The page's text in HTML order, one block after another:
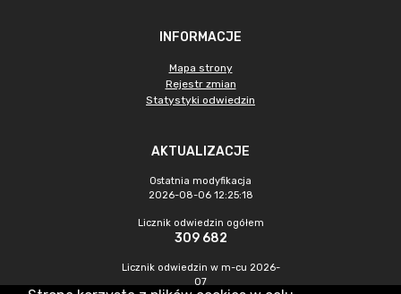
INFORMACJE
Mapa strony
Rejestr zmian
Statystyki odwiedzin
AKTUALIZACJE
Ostatnia modyfikacja
2026-08-06 12:25:18
Licznik odwiedzin ogółem
309 682
Licznik odwiedzin w m-cu 2026-
07